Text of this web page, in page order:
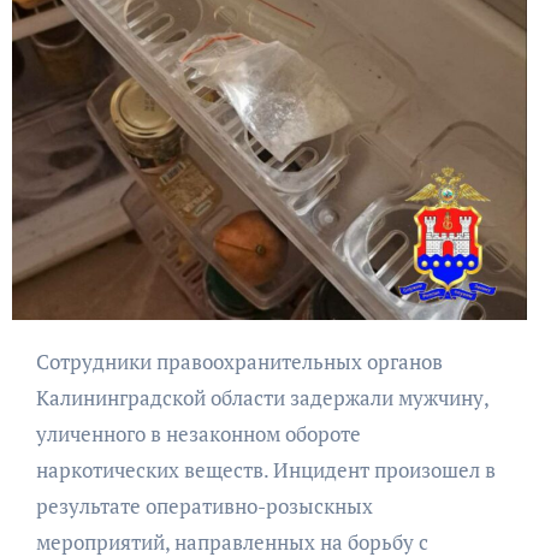
Сотрудники правоохранительных органов
Калининградской области задержали мужчину,
уличенного в незаконном обороте
наркотических веществ. Инцидент произошел в
результате оперативно-розыскных
мероприятий, направленных на борьбу с